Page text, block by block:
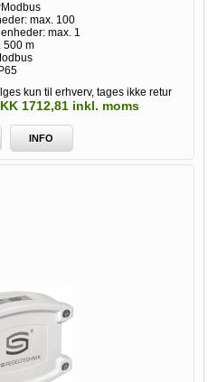
max. 100
max. 1
500 m
IP65
kun til erhverv, tages ikke retur
1712,81 inkl. moms
INFO